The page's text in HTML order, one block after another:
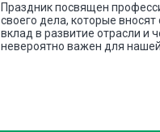
Праздник посвящен
своего дела, которые
вклад в развитие отрасли и
невероятно важен для